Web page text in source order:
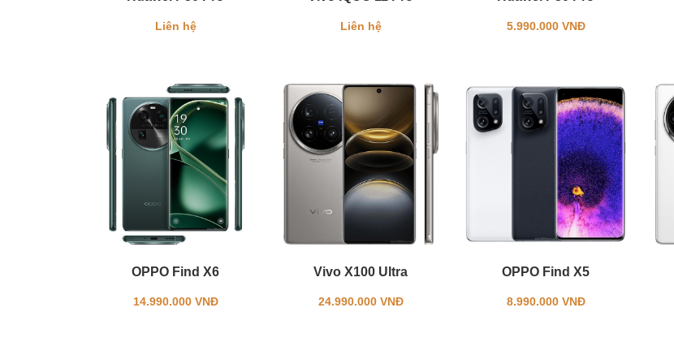
Liên hệ Liên hệ 5.990.000 VNĐ
OPPO Find X6
14.990.000 VNĐ
Vivo X100 Ultra
24.990.000 VNĐ
OPPO Find X5
8.990.000 VNĐ